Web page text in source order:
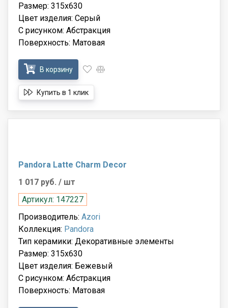
Размер: 315x630
Цвет изделия: Серый
С рисунком: Абстракция
Поверхность: Матовая
В корзину
Купить в 1 клик
Pandora Latte Charm Decor
1 017 руб. / шт
Артикул: 147227
Производитель: Azori
Коллекция: Pandora
Тип керамики: Декоративные элементы
Размер: 315x630
Цвет изделия: Бежевый
С рисунком: Абстракция
Поверхность: Матовая